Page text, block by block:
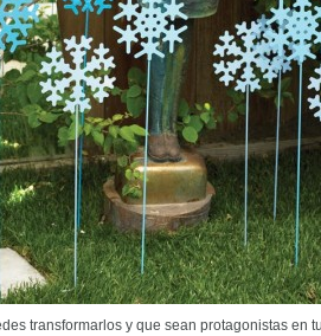
transformarlos y que sean protagonistas en